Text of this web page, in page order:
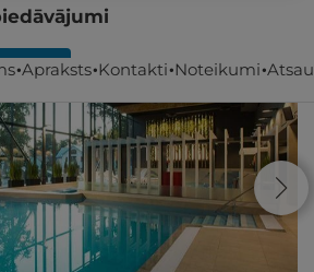
Apraksts Kontakti Noteikumi